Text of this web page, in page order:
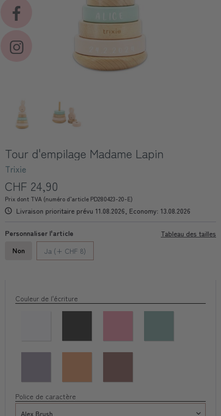
Tour d'empilage Madame Lapin
Trixie
CHF 24,90
Prix dont TVA (numéro d’article PD280423-20-E)
Livraison prioritaire prévu 11.08.2026, Economy: 13.08.2026
Tableau des tailles
Personnaliser l'article
Non
Ja (+ CHF 8)
Couleur de l'écriture
Police de caractère